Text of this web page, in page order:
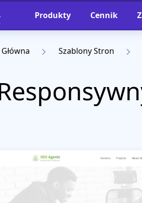
Produkty Cennik
Główna Szablony Stron